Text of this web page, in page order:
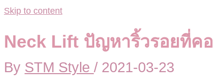
Skip to content
Neck Lift ปัญหาริ้วรอยที่คอ
By STM Style / 2021-03-23